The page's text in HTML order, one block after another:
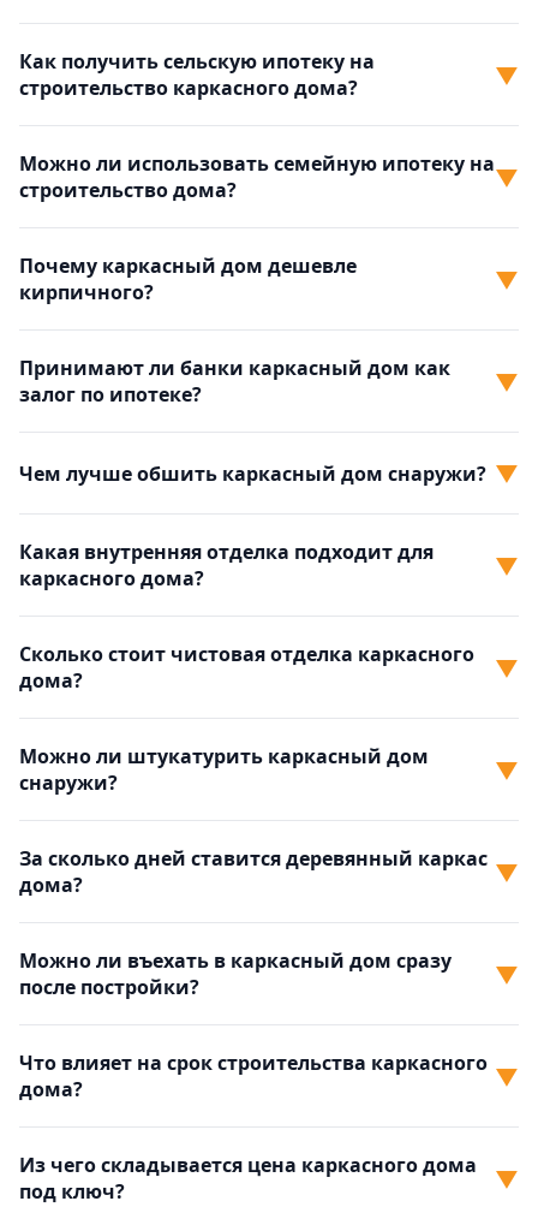
Как получить сельскую ипотеку на
строительство каркасного дома?
▼
Можно ли использовать семейную ипотеку на
строительство дома?
▼
Почему каркасный дом дешевле
кирпичного?
▼
Принимают ли банки каркасный дом как
залог по ипотеке?
▼
Чем лучше обшить каркасный дом снаружи? ▼
Какая внутренняя отделка подходит для
каркасного дома?
▼
Сколько стоит чистовая отделка каркасного
дома?
▼
Можно ли штукатурить каркасный дом
снаружи?
▼
За сколько дней ставится деревянный каркас
дома?
▼
Можно ли въехать в каркасный дом сразу
после постройки?
▼
Что влияет на срок строительства каркасного
дома?
▼
Из чего складывается цена каркасного дома
под ключ?
▼